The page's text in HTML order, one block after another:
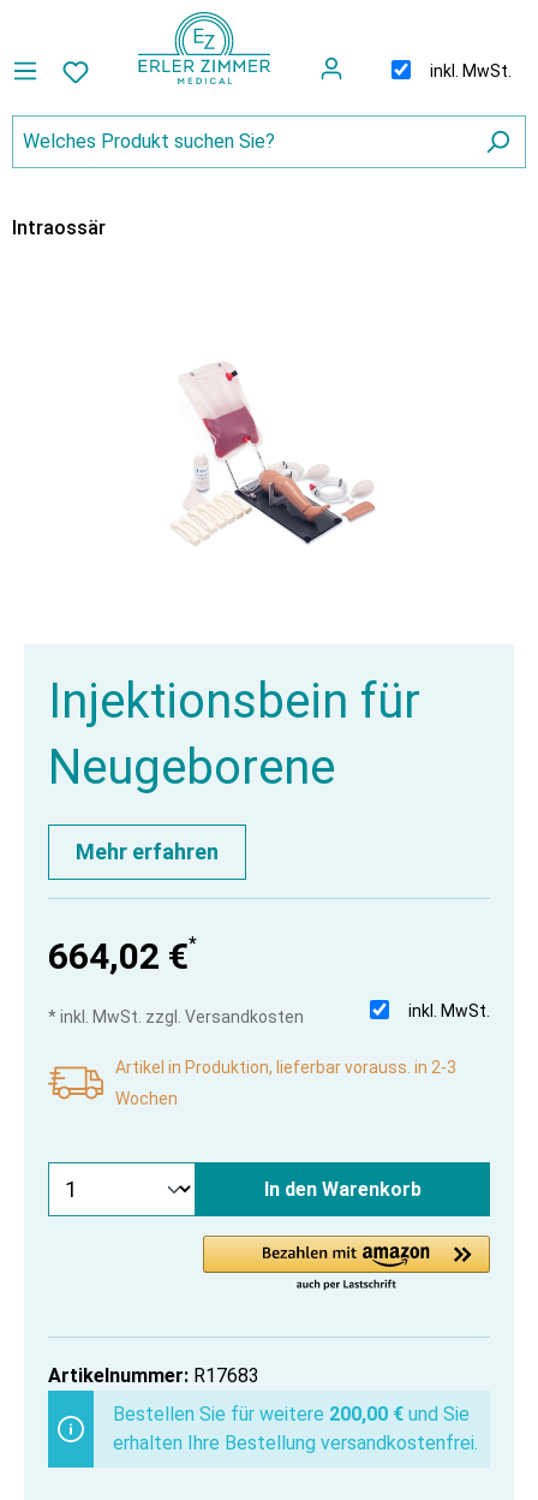
inkl. MwSt.
Intraossär
Injektionsbein für
Neugeborene
Mehr erfahren
664,02 €*
inkl. MwSt.
* inkl. MwSt. zzgl. Versandkosten
Artikel in Produktion, lieferbar vorauss. in 2-3
Wochen
In den Warenkorb
Artikelnummer: R17683
Bestellen Sie für weitere 200,00 € und Sie
erhalten Ihre Bestellung versandkostenfrei.